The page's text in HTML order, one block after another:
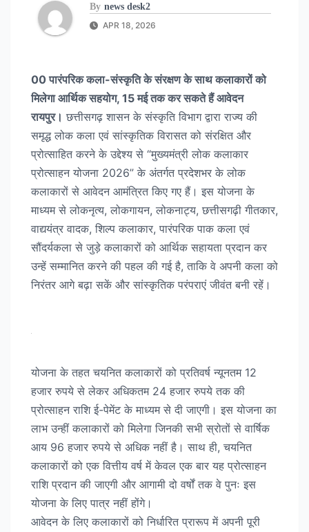
By news desk2
APR 18, 2026
00 पारंपरिक कला-संस्कृति के संरक्षण के साथ कलाकारों को
मिलेगा आर्थिक सहयोग, 15 मई तक कर सकते हैं आवेदन
रायपुर। छत्तीसगढ़ शासन के संस्कृति विभाग द्वारा राज्य की
समृद्ध लोक कला एवं सांस्कृतिक विरासत को संरक्षित और
प्रोत्साहित करने के उद्देश्य से “मुख्यमंत्री लोक कलाकार
प्रोत्साहन योजना 2026” के अंतर्गत प्रदेशभर के लोक
कलाकारों से आवेदन आमंत्रित किए गए हैं। इस योजना के
माध्यम से लोकनृत्य, लोकगायन, लोकनाट्य, छत्तीसगढ़ी गीतकार,
वाद्ययंत्र वादक, शिल्प कलाकार, पारंपरिक पाक कला एवं
सौंदर्यकला से जुड़े कलाकारों को आर्थिक सहायता प्रदान कर
उन्हें सम्मानित करने की पहल की गई है, ताकि वे अपनी कला को
निरंतर आगे बढ़ा सकें और सांस्कृतिक परंपराएं जीवंत बनी रहें।
योजना के तहत चयनित कलाकारों को प्रतिवर्ष न्यूनतम 12
हजार रुपये से लेकर अधिकतम 24 हजार रुपये तक की
प्रोत्साहन राशि ई-पेमेंट के माध्यम से दी जाएगी। इस योजना का
लाभ उन्हीं कलाकारों को मिलेगा जिनकी सभी स्रोतों से वार्षिक
आय 96 हजार रुपये से अधिक नहीं है। साथ ही, चयनित
कलाकारों को एक वित्तीय वर्ष में केवल एक बार यह प्रोत्साहन
राशि प्रदान की जाएगी और आगामी दो वर्षों तक वे पुनः इस
योजना के लिए पात्र नहीं होंगे।
आवेदन के लिए कलाकारों को निर्धारित प्रारूप में अपनी पूरी